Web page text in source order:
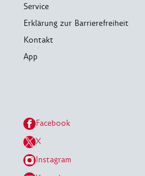
Service
Erklärung zur Barrierefreiheit
Kontakt
App
Facebook
X
Instagram